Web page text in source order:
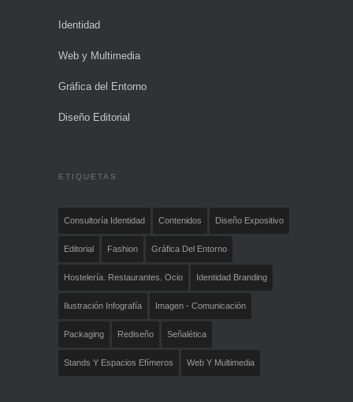
Identidad
Web y Multimedia
Gráfica del Entorno
Diseño Editorial
ETIQUETAS
Consultoría Identidad Contenidos Diseño Expositivo
Editorial Fashion Gráfica Del Entorno
Hostelería. Restaurantes. Ocio Identidad Branding
Ilustración Infografía Imagen - Comunicación
Packaging Rediseño Señalética
Stands Y Espacios Efímeros Web Y Multimedia